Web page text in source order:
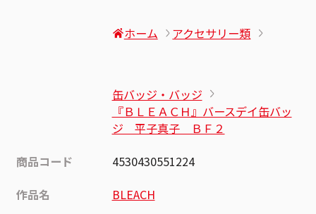
ホーム アクセサリー類
缶バッジ・バッジ
『ＢＬＥＡＣＨ』バースデイ缶バッ
ジ 平子真子 ＢＦ２
商品コード
4530430551224
作品名
BLEACH